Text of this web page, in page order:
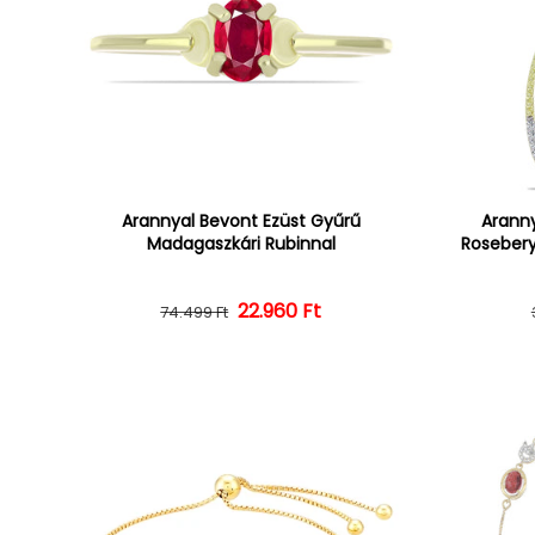
Arannyal Bevont Ezüst Gyűrű
Madagaszkári Rubinnal
Normál ár
74.499 Ft Kedvezményes ár
22.960 Ft